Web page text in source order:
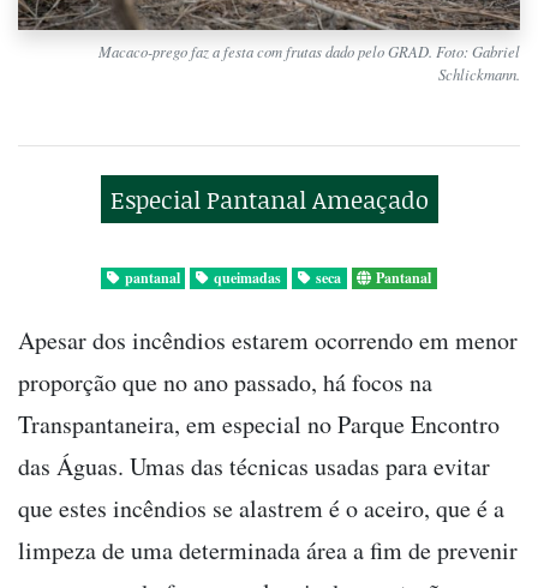
Macaco-prego faz a festa com frutas dado pelo GRAD. Foto: Gabriel
Schlickmann.
Especial Pantanal Ameaçado
pantanal queimadas seca Pantanal
Apesar dos incêndios estarem ocorrendo em menor
proporção que no ano passado, há focos na
Transpantaneira, em especial no Parque Encontro
das Águas. Umas das técnicas usadas para evitar
que estes incêndios se alastrem é o aceiro, que é a
limpeza de uma determinada área a fim de prevenir